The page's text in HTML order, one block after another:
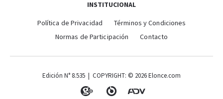
INSTITUCIONAL
Política de Privacidad
Términos y Condiciones
Normas de Participación
Contacto
Edición N° 8.535 | COPYRIGHT: © 2026 Elonce.com